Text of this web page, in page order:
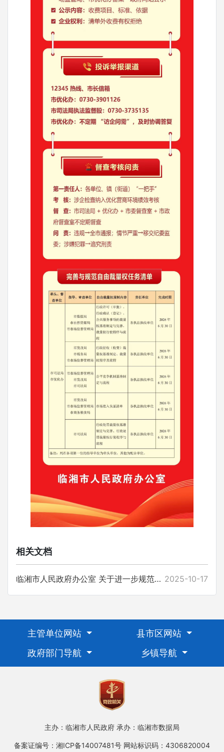
相关文档
临湘市人民政府办公室 关于进一步规范涉企行政执法行为 优化经济发展环境的通知 2025-10-17
主管单位网站
县市区网站
政府部门导航
乡镇导航
主办：临湘市人民政府 承办：临湘市数据局
备案证编号：湘ICP备14007481号 网站标识码：4306820004